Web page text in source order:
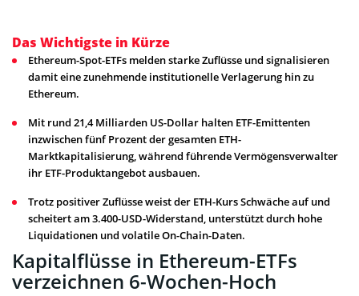
Das Wichtigste in Kürze
Ethereum-Spot-ETFs melden starke Zuflüsse und signalisieren
damit eine zunehmende institutionelle Verlagerung hin zu
Ethereum.
Mit rund 21,4 Milliarden US-Dollar halten ETF-Emittenten
inzwischen fünf Prozent der gesamten ETH-
Marktkapitalisierung, während führende Vermögensverwalter
ihr ETF-Produktangebot ausbauen.
Trotz positiver Zuflüsse weist der ETH-Kurs Schwäche auf und
scheitert am 3.400-USD-Widerstand, unterstützt durch hohe
Liquidationen und volatile On-Chain-Daten.
Kapitalflüsse in Ethereum-ETFs
verzeichnen 6-Wochen-Hoch